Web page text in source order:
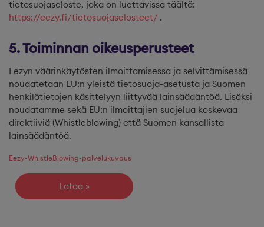
tietosuojaseloste, joka on luettavissa täältä:
https://eezy.fi/tietosuojaselosteet/ .
5. Toiminnan oikeusperusteet
Eezyn väärinkäytösten ilmoittamisessa ja selvittämisessä
noudatetaan EU:n yleistä tietosuoja-asetusta ja Suomen
henkilötietojen käsittelyyn liittyvää lainsäädäntöä. Lisäksi
noudatamme sekä EU:n ilmoittajien suojelua koskevaa
direktiiviä (Whistleblowing) että Suomen kansallista
lainsäädäntöä.
Eezy-WhistleBlowing-palvelukuvaus
Lataa